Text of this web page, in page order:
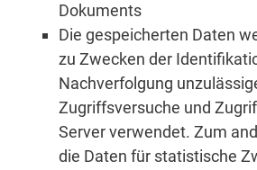
Dokuments
Die gespeicherten Daten
zu Zwecken der
Nachverfolgung
Zugriffsversuche und
Server verwendet. Zum
die Daten für statistische